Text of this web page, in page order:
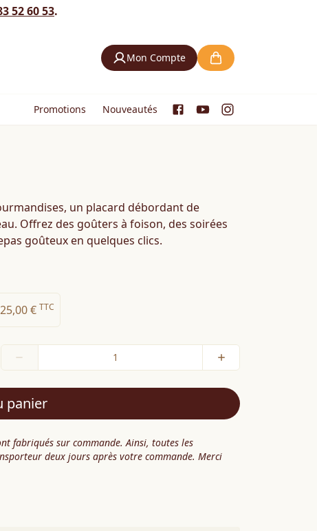
52 60 53.
Mon Compte
Promotions Nouveautés
un placard débordant de
Offrez des goûters à foison, des soirées
goûteux en quelques clics.
25,00 € TTC
panier
fabriqués sur commande. Ainsi, toutes les
deux jours après votre commande. Merci